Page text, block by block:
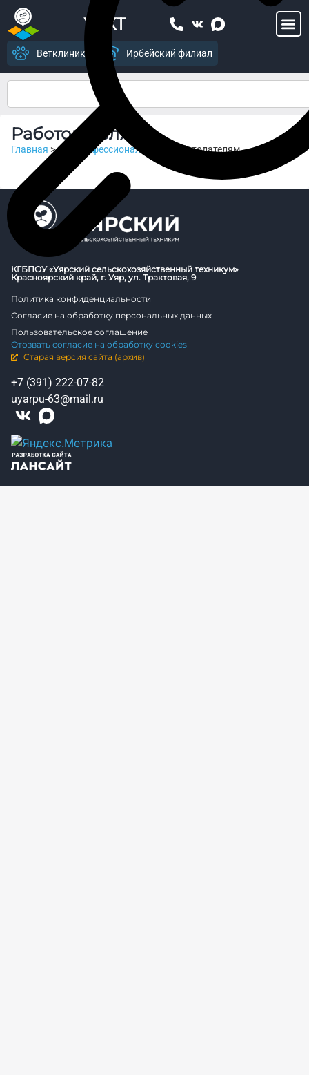
УСХТ
Ветклиника Ирбейский филиал
Работодателям
Главная >ФП Профессионалитет Работодателям
КГБПОУ «Уярский сельскохозяйственный техникум»
Красноярский край, г. Уяр, ул. Трактовая, 9
Политика конфиденциальности
Согласие на обработку персональных данных
Пользовательское соглашение
Отозвать согласие на обработку cookies
Старая версия сайта (архив)
+7 (391) 222-07-82
uyarpu-63@mail.ru